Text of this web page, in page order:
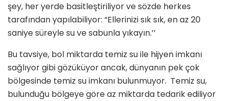
şey, her yerde basitleştiriliyor ve sözde herkes
tarafından yapılabiliyor: “Ellerinizi sık sık, en az 20
saniye süreyle su ve sabunla yıkayın.’’
Bu tavsiye, bol miktarda temiz su ile hijyen imkanı
sağlıyor gibi gözüküyor ancak, dünyanın pek çok
bölgesinde temiz su imkanı bulunmuyor. Temiz su,
bulunduğu bölgeye göre az miktarda tedarik ediliyor